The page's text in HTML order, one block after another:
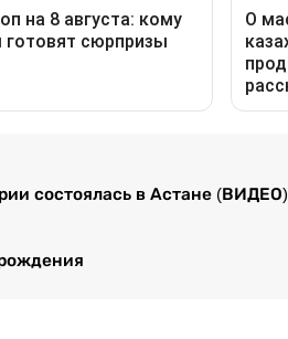
состоялась в Астане (ВИДЕО)